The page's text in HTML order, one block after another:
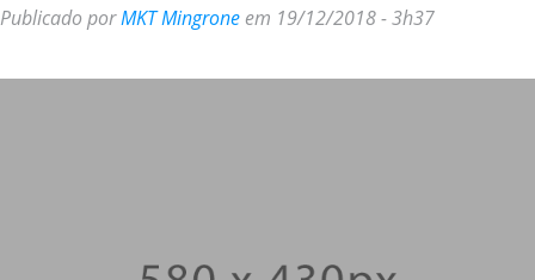
Publicado porMKT Mingrone em 19/12/2018 - 3h37